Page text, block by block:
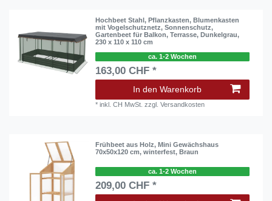
Hochbeet Stahl, Pflanzkasten, Blumenkasten
mit Vogelschutznetz, Sonnenschutz,
Gartenbeet für Balkon, Terrasse, Dunkelgrau,
230 x 110 x 110 cm
ca. 1-2 Wochen
163,00 CHF *
In den Warenkorb
*inkl. CH MwSt. zzgl.Versandkosten
Frühbeet aus Holz, Mini Gewächshaus
70x50x120 cm, winterfest, Braun
ca. 1-2 Wochen
209,00 CHF *